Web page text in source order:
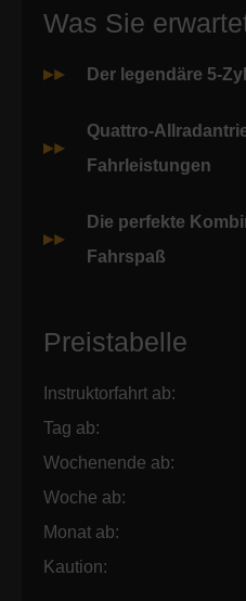
Was Sie
Der legendäre 5-
Quattro-
Fahrleistungen
Die perfekte
Fahrspaß
Preistabelle
Instruktorfahrt ab:
Tag ab:
Wochenende ab:
Woche ab:
Monat ab:
Kaution: